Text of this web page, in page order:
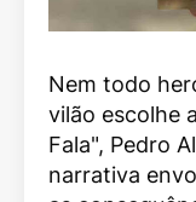
Nem todo
vilão escolhe
Fala", Pedro
narrativa